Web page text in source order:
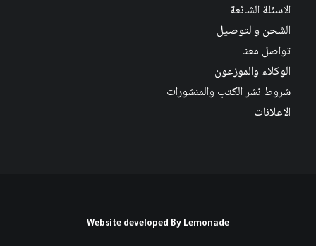
الاسئلة الشائعة
الشحن والتوصيل
تواصل معنا
الوكلاء والموزعون
شروط نشر الكتب والمنشورات
الاعلانات
Website developed By Lemonade